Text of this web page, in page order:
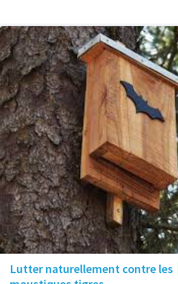
Lutter naturellement contre les